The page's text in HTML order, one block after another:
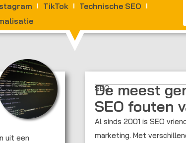
TikTok
Technische SEO
uit een
SEO
De meest
SEO fouten
Al sinds 2001 is SEO
marketing. Met